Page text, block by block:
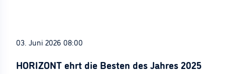
03. Juni 2026 08:00
HORIZONT ehrt die Besten des Jahres 2025